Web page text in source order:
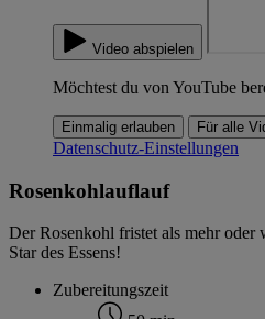
Video abspielen
Möchtest du von YouTube
Einmalig erlauben Für alle
Datenschutz-Einstellungen
Rosenkohlauflauf
Der Rosenkohl fristet als mehr oder
Star des Essens!
Zubereitungszeit